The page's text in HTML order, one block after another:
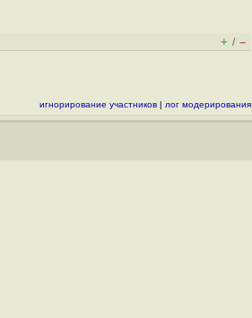
+ / –
игнорирование участников | лог модерирования